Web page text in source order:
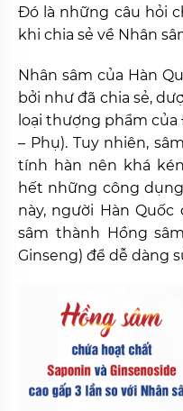
Đó là những câu hỏi
khi chia sẻ về Nhân
Nhân sâm của Hàn
bởi như đã chia sẻ,
loại thượng phẩm của
– Phụ). Tuy nhiên,
tính hàn nên khá
hết những công
này, người Hàn
sâm thành Hồng
Ginseng) để dễ dàng